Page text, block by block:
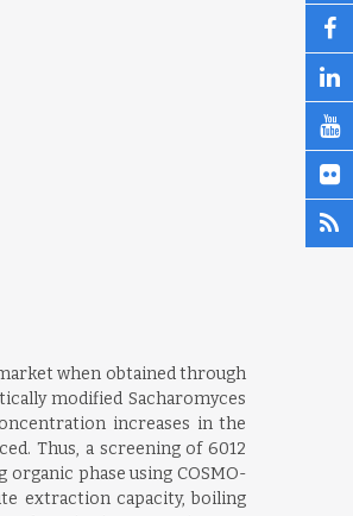
when obtained through
modified Sacharomyces
increases in the
Thus, a screening of 6012
phase using COSMO-
extraction capacity, boiling